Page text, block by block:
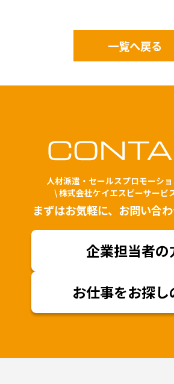
一覧へ戻る
人材派遣・セールスプロモーシ
\ 株式会社ケイエスピーサービ
まずはお気軽に、お問い合
企業担当者の
お仕事をお探し